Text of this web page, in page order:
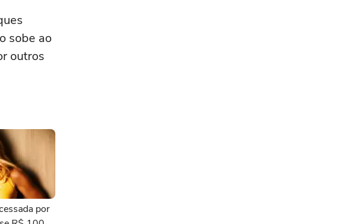
sobe ao
outros
por